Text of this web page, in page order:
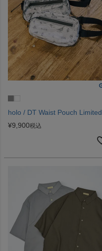
holo / DT Waist Pouch Limited
¥9,900税込